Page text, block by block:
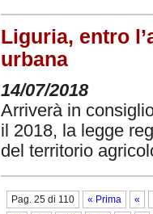
Liguria, entro
urbana
14/07/2018
Arriverà in
il 2018, la legge
del territorio
Pag. 25 di 110 « Prima
«